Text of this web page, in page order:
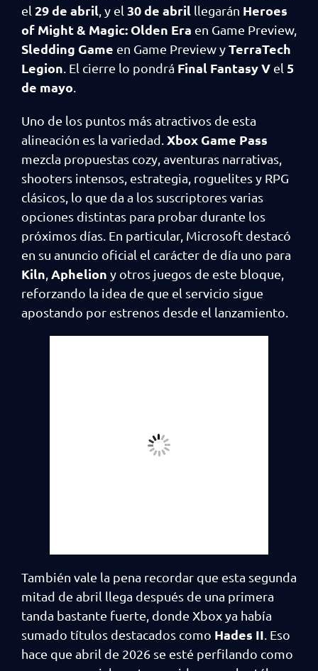
el 29 de abril , y el 30 de abril llegarán Heroes
of Might & Magic: Olden Era en Game Preview,
Sledding Game en Game Preview yTerraTech
Legion . El cierre lo pondrá Final Fantasy V el 5
de mayo
Uno de los puntos más atractivos de esta
alineación es la variedad. Xbox Game Pass
mezcla propuestas cozy, aventuras narrativas,
shooters intensos, estrategia, roguelites y RPG
clásicos, lo que da a los suscriptores varias
opciones distintas para probar durante los
próximos días. En particular, Microsoft destacó
en su anuncio oficial el carácter de día uno para
Kiln Aphelion y otros juegos de este bloque,
reforzando la idea de que el servicio sigue
apostando por estrenos desde el lanzamiento.
También vale la pena recordar que esta segunda
mitad de abril llega después de una primera
tanda bastante fuerte, donde Xbox ya había
sumado títulos destacados como Hades II . Eso
hace que abril de 2026 se esté perfilando como